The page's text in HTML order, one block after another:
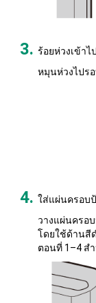
ร้อยห่วงเข้า
หมุนห่วงไปร
ใส่แผ่นครอบ
วางแผ่นครอ
โดยใช้ด้านสี
ตอนที่ 1–4 ส